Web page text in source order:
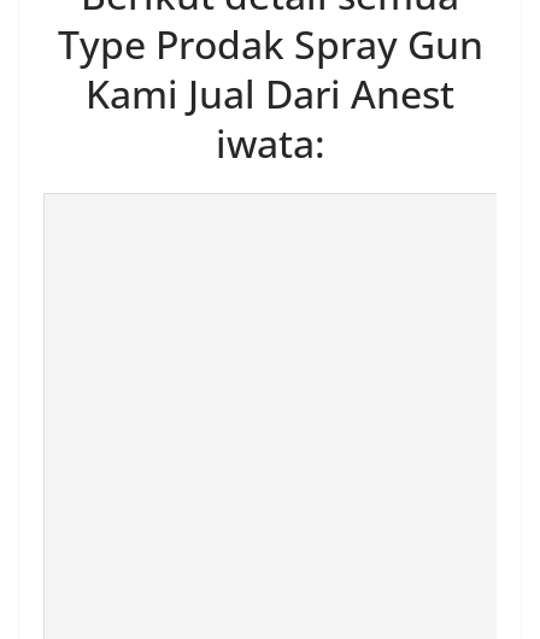
Type Prodak Spray Gun
Kami Jual Dari Anest
iwata: